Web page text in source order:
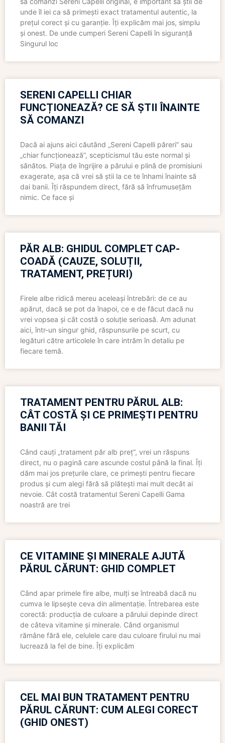
unde îl iei ca să primești exact tratamentul autentic, la
prețul corect și cu garanție. Îți explicăm mai jos, simplu
și onest. De unde cumperi Sereni Capelli în siguranță
Singurul loc
SERENI CAPELLI CHIAR
FUNCȚIONEAZĂ? CE SĂ ȘTII ÎNAINTE
SĂ COMANZI
Dacă ai ajuns aici căutând „Sereni Capelli păreri” sau
„chiar funcționează”, scepticismul tău este normal și
sănătos. Piața de îngrijire a părului e plină de promisiuni
exagerate, așa că vrei să știi la ce te înhami înainte să
dai banii. Îți răspundem direct, fără să înfrumusețăm
nimic. Ce face și
PĂR ALB: GHIDUL COMPLET CAP-
COADĂ (CAUZE, SOLUȚII,
TRATAMENT, PREȚURI)
Firele albe ridică mereu aceleași întrebări: de ce au
apărut, dacă se pot da înapoi, ce e de făcut dacă nu
vrei vopsea și cât costă o soluție serioasă. Am adunat
aici, într-un singur ghid, răspunsurile pe scurt, cu
legături către articolele în care intrăm în detaliu pe
fiecare temă.
TRATAMENT PENTRU PĂRUL ALB:
CÂT COSTĂ ȘI CE PRIMEȘTI PENTRU
BANII TĂI
Când cauți „tratament păr alb preț”, vrei un răspuns
direct, nu o pagină care ascunde costul până la final. Îți
dăm mai jos prețurile clare, ce primești pentru fiecare
produs și cum alegi fără să plătești mai mult decât ai
nevoie. Cât costă tratamentul Sereni Capelli Gama
noastră are trei
CE VITAMINE ȘI MINERALE AJUTĂ
PĂRUL CĂRUNT: GHID COMPLET
Când apar primele fire albe, mulți se întreabă dacă nu
cumva le lipsește ceva din alimentație. Întrebarea este
corectă: producția de culoare a părului depinde direct
de câteva vitamine și minerale. Când organismul
rămâne fără ele, celulele care dau culoare firului nu mai
lucrează la fel de bine. Îți explicăm
CEL MAI BUN TRATAMENT PENTRU
PĂRUL CĂRUNT: CUM ALEGI CORECT
(GHID ONEST)